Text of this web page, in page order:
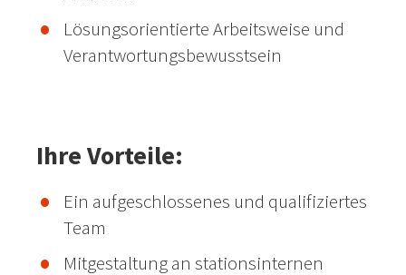
Lösungsorientierte Arbeitsweise und
Verantwortungsbewusstsein
Ihre Vorteile:
Ein aufgeschlossenes und qualifiziertes
Team
Mitgestaltung an stationsinternen